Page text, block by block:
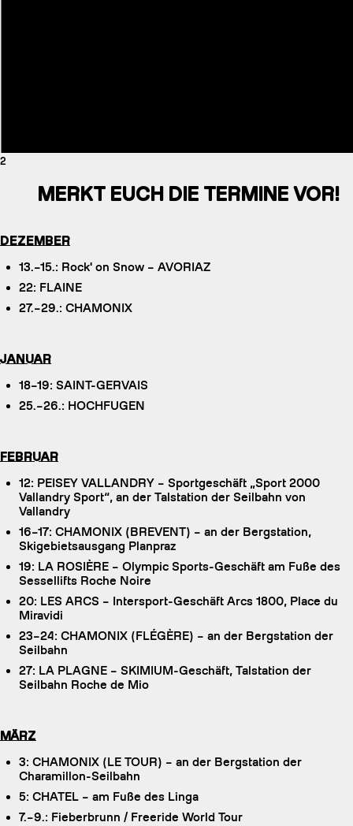
2
MERKT EUCH DIE TERMINE VOR!
DEZEMBER
13.–15.: Rock' on Snow – AVORIAZ
22: FLAINE
27.–29.: CHAMONIX
JANUAR
18–19: SAINT-GERVAIS
25.–26.: HOCHFUGEN
FEBRUAR
12: PEISEY VALLANDRY – Sportgeschäft „Sport 2000
Vallandry Sport“, an der Talstation der Seilbahn von
Vallandry
16–17: CHAMONIX (BREVENT) – an der Bergstation,
Skigebietsausgang Planpraz
19: LA ROSIÈRE – Olympic Sports-Geschäft am Fuße des
Sessellifts Roche Noire
20: LES ARCS – Intersport-Geschäft Arcs 1800, Place du
Miravidi
23–24: CHAMONIX (FLÉGÈRE) – an der Bergstation der
Seilbahn
27: LA PLAGNE – SKIMIUM-Geschäft, Talstation der
Seilbahn Roche de Mio
MÄRZ
3: CHAMONIX (LE TOUR) – an der Bergstation der
Charamillon-Seilbahn
5: CHATEL – am Fuße des Linga
7.–9.: Fieberbrunn / Freeride World Tour